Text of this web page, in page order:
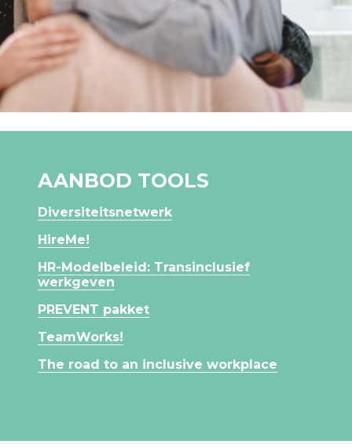
AANBOD TOOLS
Diversiteitsnetwerk
HireMe!
HR-Modelbeleid: Transinclusief
werkgeven
PREVENT pakket
TeamWorks!
The road to an inclusive workplace